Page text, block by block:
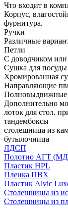
Что входит в
Корпус,
фурнитура.
Ручки
Различные
Петли
С доводчиком или
Сушка для посуды
Хромированная
Направляющие
Полновыдвижные
Дополнительно
лоток для стол.
тандембоксы
столешница из
бутылочница
ЛДСП
Полотно АГТ
Пластик HPL
Пленка ПВХ
Пластик Alvic
Столешницы из
Столешницы из